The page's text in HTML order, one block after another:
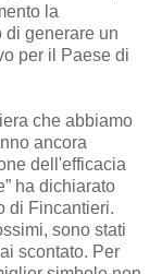
la
di generare un
per il Paese di
che abbiamo
ancora
dell'efficacia
ha dichiarato
di Fincantieri.
sono stati
scontato. Per